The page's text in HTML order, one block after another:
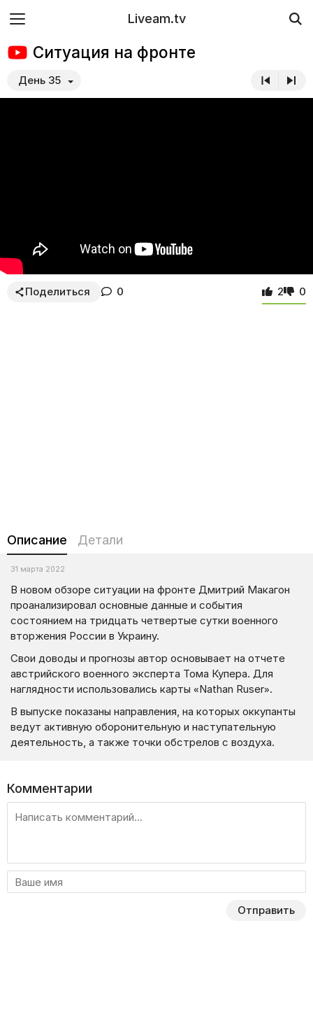
Liveam.tv
Ситуация на фронте
День 35
Поделиться 0 2 0
Описание Детали
31 марта 2022
В новом обзоре ситуации на фронте Дмитрий Макагон
проанализировал основные данные и события
состоянием на тридцать четвертые сутки военного
вторжения России в Украину.
Свои доводы и прогнозы автор основывает на отчете
австрийского военного эксперта Тома Купера. Для
наглядности использовались карты «Nathan Ruser».
В выпуске показаны направления, на которых оккупанты
ведут активную оборонительную и наступательную
деятельность, а также точки обстрелов с воздуха.
Комментарии
Отправить